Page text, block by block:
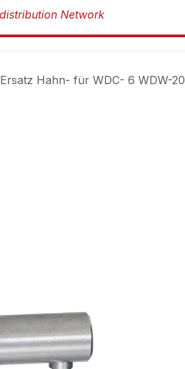
Ersatz Hahn- für WDC- 6 WDW-20